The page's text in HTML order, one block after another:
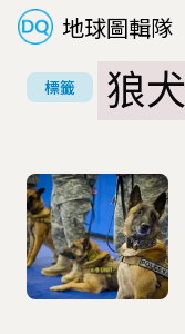
地球圖輯隊
標籤 狼犬